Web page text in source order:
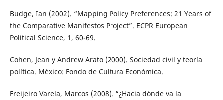
Budge, Ian (2002). “Mapping Policy Preferences: 21 Years of
the Comparative Manifestos Project”. ECPR European
Political Science, 1, 60-69.
Cohen, Jean y Andrew Arato (2000). Sociedad civil y teoría
política. México: Fondo de Cultura Económica.
Freijeiro Varela, Marcos (2008). “¿Hacia dónde va la